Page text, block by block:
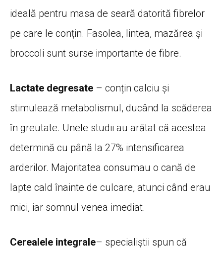
ideală pentru masa de seară datorită fibrelor
pe care le conțin. Fasolea, lintea, mazărea și
broccoli sunt surse importante de fibre.
Lactate degresate – conțin calciu și
stimulează metabolismul, ducând la scăderea
în greutate. Unele studii au arătat că acestea
determină cu până la 27% intensificarea
arderilor. Majoritatea consumau o cană de
lapte cald înainte de culcare, atunci când erau
mici, iar somnul venea imediat.
Cerealele integrale– specialiștii spun că